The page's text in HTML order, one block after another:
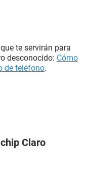
te servirán para
desconocido: Cómo
de teléfono.
Claro